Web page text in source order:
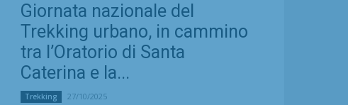
Giornata nazionale del
Trekking urbano, in cammino
tra l’Oratorio di Santa
Caterina e la...
Trekking 27/10/2025